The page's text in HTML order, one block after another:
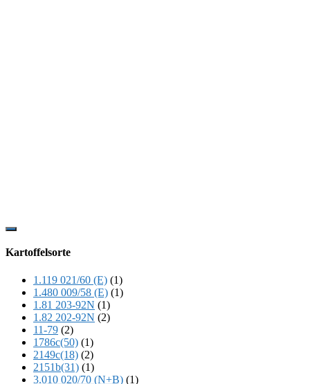
Show
Content
Kartoffelsorte
1.119 021/60 (E) (1)
1.480 009/58 (E) (1)
1.81 203-92N (1)
1.82 202-92N (2)
11-79 (2)
1786c(50) (1)
2149c(18) (2)
2151b(31) (1)
3.010 020/70 (N+B) (1)